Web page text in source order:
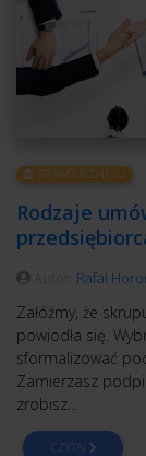
PRAWO BIZNESU
Rodzaje
Rafał
Załóżmy, że
powiodła się.
sformalizować
Zamierzasz
zrobisz…
CZYTAJ